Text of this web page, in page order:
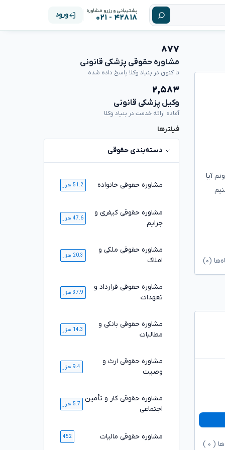
پشتیبانی و رزرو مشاوره
۴۲۸۱۸ - ۰۲۱ ورود
آیا
(۰)
( ۰
۸۷۷
مشاوره حقوقی پزشکی قانونی
تا کنون در بنیاد وکلا پاسخ داده شده
۲,۵۸۳
وکیل پزشکی قانونی
آماده ارائه خدمت در بنیاد وکلا
فیلترها
دسته‌بندی حقوقی
مشاوره حقوقی خانواده 51.2 هزار
مشاوره حقوقی کیفری و
جرایم
47.6 هزار
مشاوره حقوقی ملکی و
املاک
20.3 هزار
مشاوره حقوقی قرارداد و
تعهدات
37.9 هزار
مشاوره حقوقی بانکی و
مطالبات
14.3 هزار
مشاوره حقوقی ارث و
وصیت
9.4 هزار
مشاوره حقوقی کار و تأمین
اجتماعی
5.7 هزار
مشاوره حقوقی مالیات 452